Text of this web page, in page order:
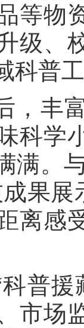
等物
级、
科普
，丰
科学
满。
果
离感
普
市场